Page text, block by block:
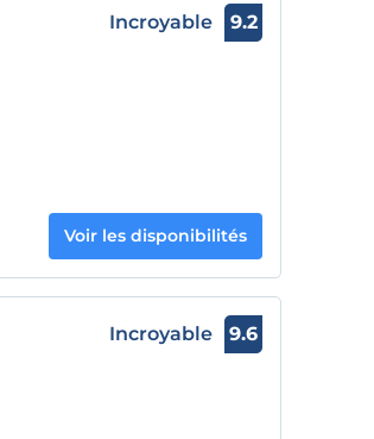
Incroyable 9.2
Voir les disponibilités
Incroyable 9.6